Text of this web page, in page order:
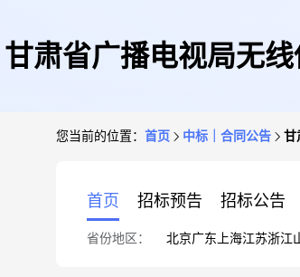
甘肃省广播电视局无
您当前的位置： 首页 中标｜合同公告 甘
首页 招标预告 招标公告
省份地区： 北京广东 上海江苏浙江